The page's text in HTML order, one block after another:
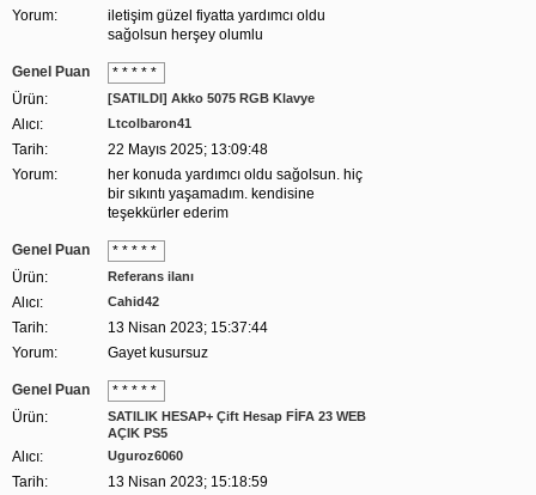
Yorum:
iletişim güzel fiyatta yardımcı oldu
sağolsun herşey olumlu
Genel Puan
* * * * *
Ürün:
[SATILDI] Akko 5075 RGB Klavye
Alıcı: Ltcolbaron41
Tarih:
22 Mayıs 2025; 13:09:48
Yorum:
her konuda yardımcı oldu sağolsun. hiç
bir sıkıntı yaşamadım. kendisine
teşekkürler ederim
Genel Puan
* * * * *
Ürün:
Referans ilanı
Alıcı: Cahid42
Tarih:
13 Nisan 2023; 15:37:44
Yorum:
Gayet kusursuz
Genel Puan
* * * * *
Ürün:
SATILIK HESAP+ Çift Hesap FİFA 23 WEB
AÇIK PS5
Alıcı: Uguroz6060
Tarih: 13 Nisan 2023; 15:18:59